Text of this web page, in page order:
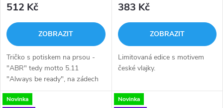
512 Kč
ZOBRAZIT
Tričko s potiskem na prsou -
"ABR" tedy motto 5.11
"Always be ready", na zádech
logo 5.11.
383 Kč
ZOBRAZIT
Limitovaná edice s motivem
české vlajky.
Novinka
Novinka